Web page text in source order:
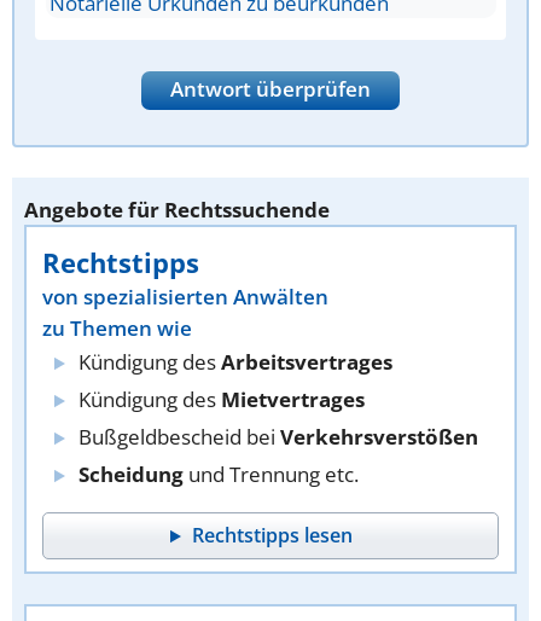
Antwort überprüfen
Angebote für Rechtssuchende
Rechtstipps
von spezialisierten Anwälten
zu Themen wie
Kündigung desArbeitsvertrages
Kündigung des Mietvertrages
Bußgeldbescheid bei Verkehrsverstößen
Scheidung und Trennung etc.
Rechtstipps lesen